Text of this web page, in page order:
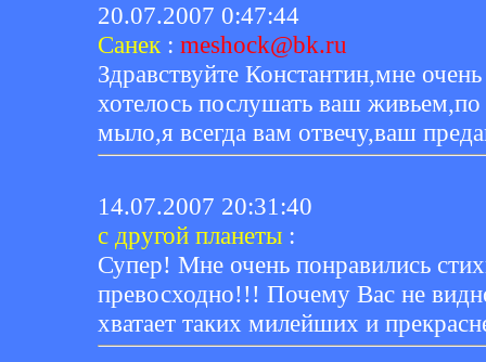
20.07.2007 0:47:44
Санек: meshock@bk.ru
Здравствуйте Константин,мне
хотелось послушать ваш
мыло,я всегда вам отвечу,ваш
14.07.2007 20:31:40
с другой планеты :
Супер! Мне очень понравились
превосходно!!! Почему Вас не
хватает таких милейших и